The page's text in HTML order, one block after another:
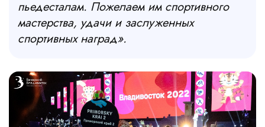
пьедесталам. Пожелаем им спортивного
мастерства, удачи и заслуженных
спортивных наград».